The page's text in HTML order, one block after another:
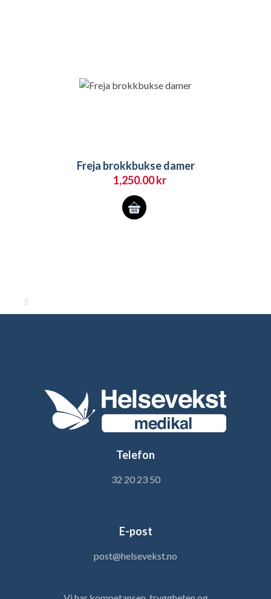
Freja brokkbukse damer
1,250.00kr
Dette
produktet
har
Telefon
32 20 23 50
E-post
post@helsevekst.no